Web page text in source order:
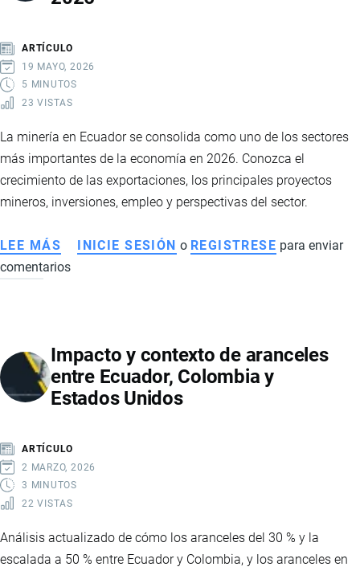
CAÍDA
DE
PRECIOS
ARTÍCULO
19 MAYO, 2026
5 MINUTOS
23 VISTAS
La minería en Ecuador se consolida como uno de los sectores
más importantes de la economía en 2026. Conozca el
crecimiento de las exportaciones, los principales proyectos
mineros, inversiones, empleo y perspectivas del sector.
LEE MÁS SOBRE
LA
ECONOMÍA
ECUATORIANA
CON
EN
2026
INICIE SESIÓN o REGISTRESE para enviar
comentarios
Impacto y contexto de aranceles
entre Ecuador, Colombia y
Estados Unidos
ARTÍCULO
2 MARZO, 2026
3 MINUTOS
22 VISTAS
Análisis actualizado de cómo los aranceles del 30 % y la
escalada a 50 % entre Ecuador y Colombia, y los aranceles en